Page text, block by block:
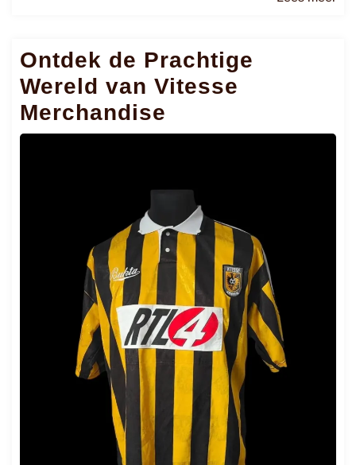
Ontdek de Prachtige
Wereld van Vitesse
Merchandise